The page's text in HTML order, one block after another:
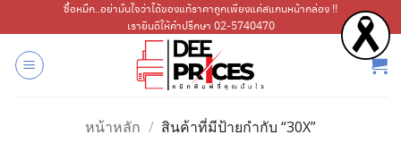
ไป
เนื้อหา
ซื้อหมึก..อย่ามั่นใจว่าได้ของแท้ราคาถูกเพียงแค่สแกนหน้ากล่อง !!
เรายินดีให้คำปรึกษา 02-5740470
หน้าหลัก / สินค้าที่มีป้ายกำกับ “30X”